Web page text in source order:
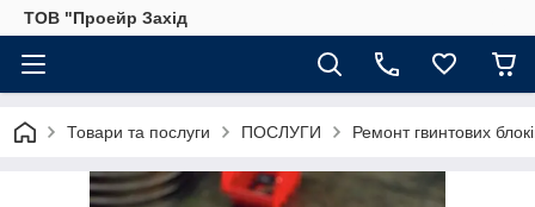
ТОВ "Проейр Захід
Товари та послуги ПОСЛУГИ Ремонт гвинтових